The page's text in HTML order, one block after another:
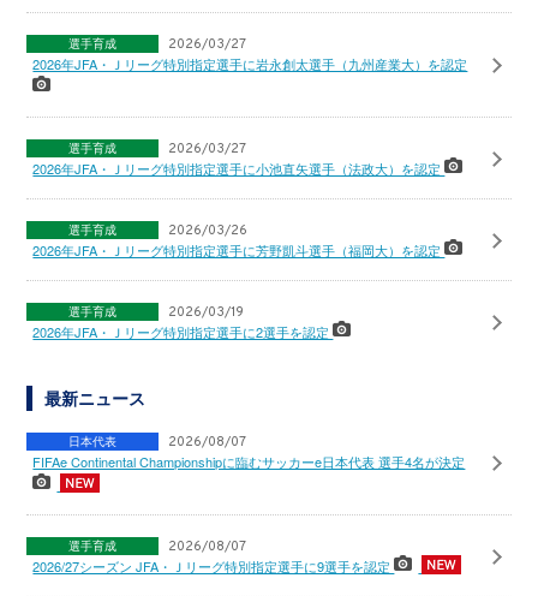
選手育成 2026/03/27
2026年JFA・Ｊリーグ特別指定選手に岩永創太選手（九州産業大）を認定
選手育成 2026/03/27
2026年JFA・Ｊリーグ特別指定選手に小池直矢選手（法政大）を認定
選手育成 2026/03/26
2026年JFA・Ｊリーグ特別指定選手に芳野凱斗選手（福岡大）を認定
選手育成 2026/03/19
2026年JFA・Ｊリーグ特別指定選手に2選手を認定
最新ニュース
日本代表 2026/08/07
FIFAe Continental Championshipに臨むサッカーe日本代表 選手4名が決定
選手育成 2026/08/07
2026/27シーズン JFA・Ｊリーグ特別指定選手に9選手を認定